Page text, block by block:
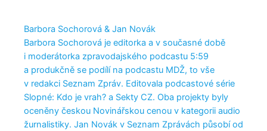
Barbora Sochorová & Jan Novák
Barbora Sochorová je editorka a v současné době
i moderátorka zpravodajského podcastu 5:59
a produkčně se podílí na podcastu MDŽ, to vše
v redakci Seznam Zpráv. Editovala podcastové série
Slopné: Kdo je vrah? a Sekty CZ. Oba projekty byly
oceněny českou Novinářskou cenou v kategorii audio
žurnalistiky. Jan Novák v Seznam Zprávách působí od